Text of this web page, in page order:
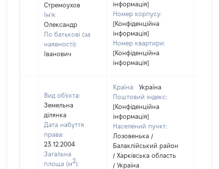
Стремоухов
Ім'я:
Олександр
По батькові (за
наявності):
Іванович
інформація]
Номер корпусу:
[Конфіденційна
інформація]
Номер квартири:
[Конфіденційна
інформація]
Вид об'єкта:
Земельна
ділянка
Дата набуття
права:
23.12.2004
Загальна
площа (м2):
Країна:
Україна
Поштовий індекс:
[Конфіденційна
інформація]
Населений пункт:
Лозовенька /
Балаклійський район
/ Харківська область
/ Україна